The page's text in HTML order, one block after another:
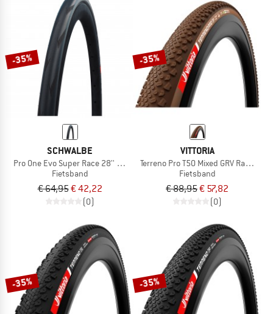
-35%
SCHWALBE
Pro One Evo Super Race 28'' (28-622) V-Guard FB
Fietsband
€ 64,95€ 42,22
(0)
-35%
VITTORIA
Terreno Pro T50 Mixed GRV Race
Fietsband
€ 88,95€ 57,82
(0)
-35% -35%